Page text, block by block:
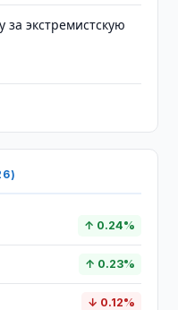
за экстремистскую
↑ 0.24%
↑ 0.23%
↓ 0.12%